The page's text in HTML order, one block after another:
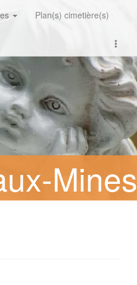
Plan(s) cimetière(s)
Mines